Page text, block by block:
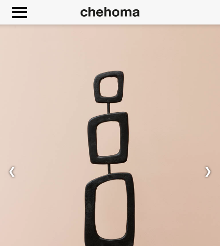
❮ ❯
Google Maps est désactivé.
Panneau de gestion des cookies